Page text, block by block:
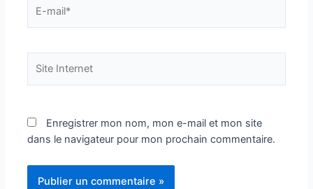
Enregistrer mon nom, mon e-mail et mon site
dans le navigateur pour mon prochain commentaire.